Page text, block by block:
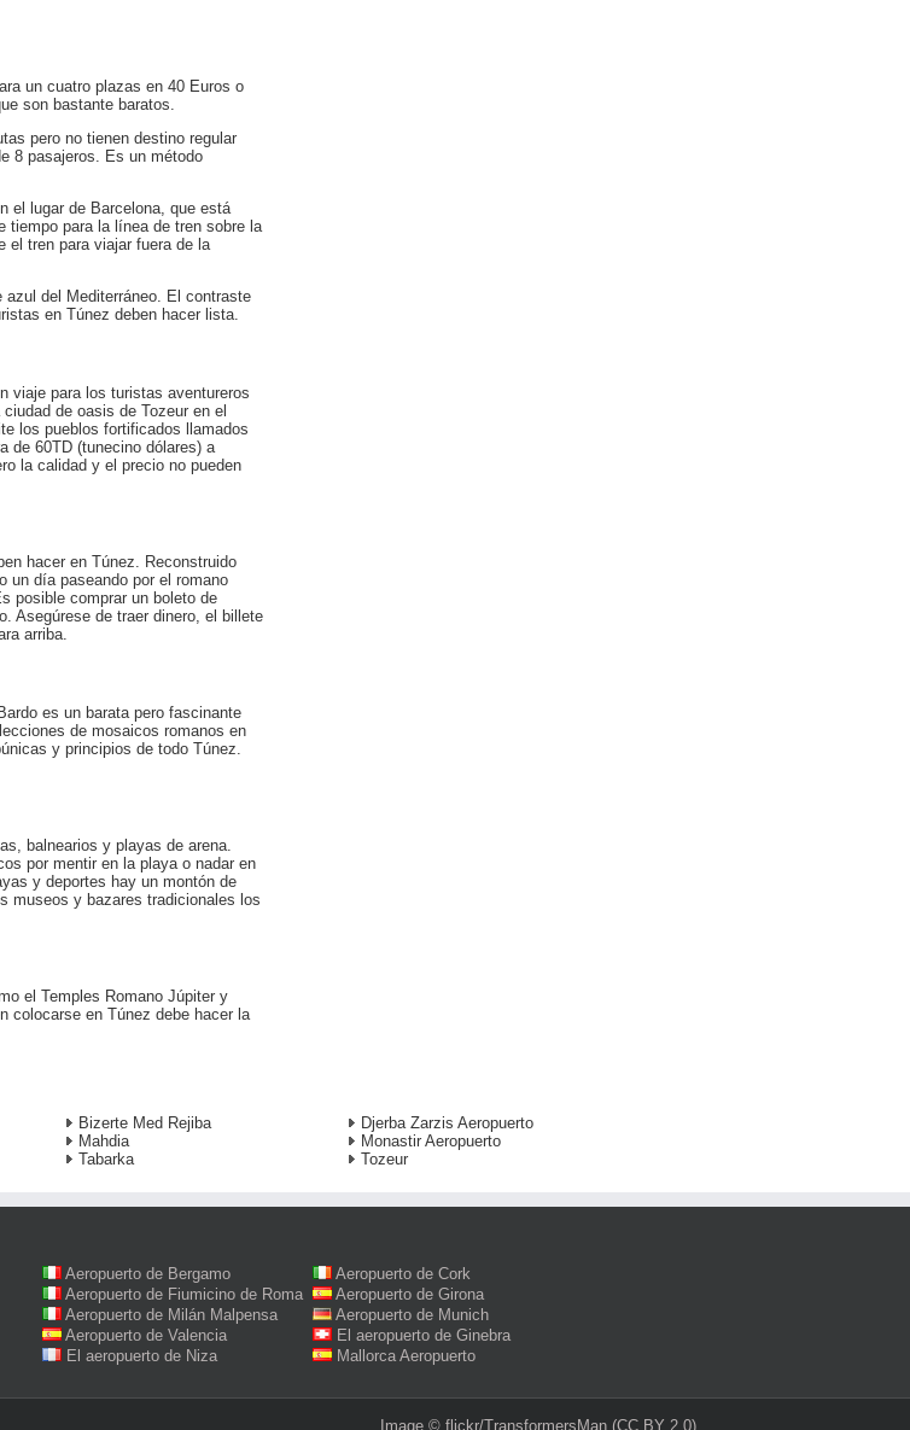
un cuatro plazas en 40 Euros o
son bastante baratos.
pero no tienen destino regular
8 pasajeros. Es un método
el lugar de Barcelona, que está
tiempo para la línea de tren sobre la
el tren para viajar fuera de la
del Mediterráneo. El contraste
en Túnez deben hacer lista.
viaje para los turistas aventureros
de oasis de Tozeur en el
los pueblos fortificados llamados
de 60TD (tunecino dólares) a
la calidad y el precio no pueden
hacer en Túnez. Reconstruido
un día paseando por el romano
posible comprar un boleto de
Asegúrese de traer dinero, el billete
arriba.
es un barata pero fascinante
de mosaicos romanos en
y principios de todo Túnez.
balnearios y playas de arena.
por mentir en la playa o nadar en
y deportes hay un montón de
museos y bazares tradicionales los
el Temples Romano Júpiter y
colocarse en Túnez debe hacer la
Bizerte Med Rejiba
Djerba Zarzis Aeropuerto
Mahdia
Monastir Aeropuerto
Tabarka Tozeur
Aeropuerto de Bergamo
Aeropuerto de Cork
Aeropuerto de Fiumicino de Roma
Aeropuerto de Girona
Aeropuerto de Milán Malpensa
Aeropuerto de Munich
Aeropuerto de Valencia
El aeropuerto de Ginebra
El aeropuerto de Niza Mallorca Aeropuerto
Image © flickr/TransformersMan (CC BY 2.0)‎